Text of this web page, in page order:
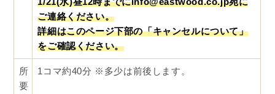
ご連絡ください。
詳細はこのページ下部の「キャンセルについて」
をご確認ください。
所
要
1コマ約40分 ※多少は前後します。